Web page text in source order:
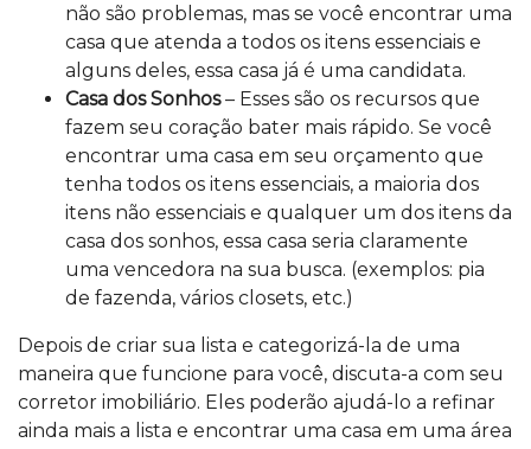
não são problemas, mas se você encontrar uma
casa que atenda a todos os itens essenciais e
alguns deles, essa casa já é uma candidata.
Casa dos Sonhos– Esses são os recursos que
fazem seu coração bater mais rápido. Se você
encontrar uma casa em seu orçamento que
tenha todos os itens essenciais, a maioria dos
itens não essenciais e qualquer um dos itens da
casa dos sonhos, essa casa seria claramente
uma vencedora na sua busca. (exemplos: pia
de fazenda, vários closets, etc.)
Depois de criar sua lista e categorizá-la de uma
maneira que funcione para você, discuta-a com seu
corretor imobiliário. Eles poderão ajudá-lo a refinar
ainda mais a lista e encontrar uma casa em uma área